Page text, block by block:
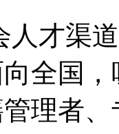
才渠
全国
理者